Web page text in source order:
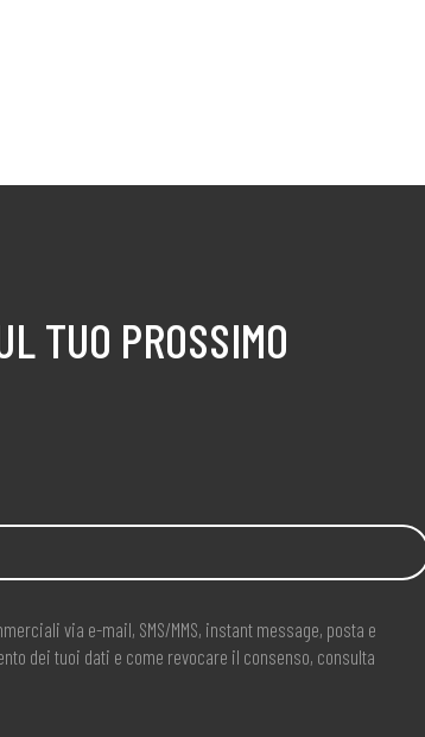
TUO PROSSIMO
via e-mail, SMS/MMS, instant message, posta e
dei tuoi dati e come revocare il consenso, consulta